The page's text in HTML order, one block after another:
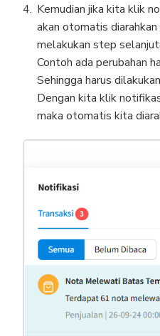
Kemudian jika kita klik
akan otomatis
melakukan step
Contoh ada perubahan
Sehingga harus
Dengan kita klik
maka otomatis kita